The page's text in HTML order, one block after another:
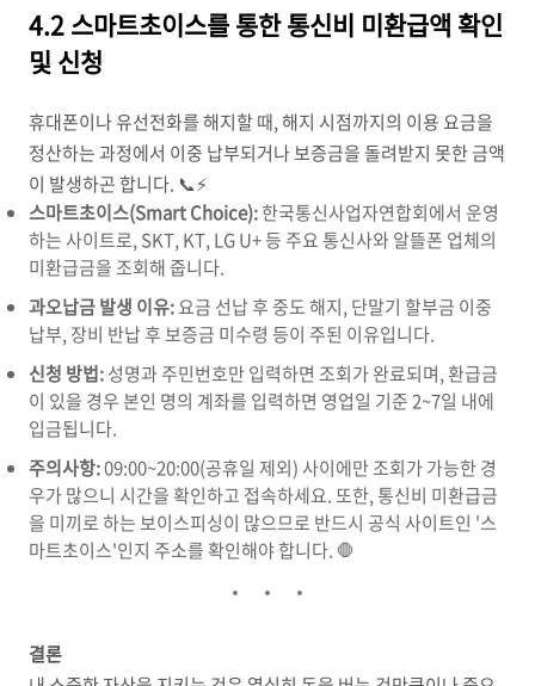
4.2 스마트초이스를 통한 통신비 미환급액 확인
및 신청
휴대폰이나 유선전화를 해지할 때, 해지 시점까지의 이용 요금을
정산하는 과정에서 이중 납부되거나 보증금을 돌려받지 못한 금액
이 발생하곤 합니다. 📞⚡
스마트초이스(Smart Choice):한국통신사업자연합회에서 운영
하는 사이트로, SKT, KT, LG U+ 등 주요 통신사와 알뜰폰 업체의
미환급금을 조회해 줍니다.
과오납금 발생 이유:요금 선납 후 중도 해지, 단말기 할부금 이중
납부, 장비 반납 후 보증금 미수령 등이 주된 이유입니다.
신청 방법:성명과 주민번호만 입력하면 조회가 완료되며, 환급금
이 있을 경우 본인 명의 계좌를 입력하면 영업일 기준 2~7일 내에
입금됩니다.
주의사항:09:00~20:00(공휴일 제외) 사이에만 조회가 가능한 경
우가 많으니 시간을 확인하고 접속하세요. 또한, 통신비 미환급금
을 미끼로 하는 보이스피싱이 많으므로 반드시 공식 사이트인 '스
마트초이스'인지 주소를 확인해야 합니다. 🛑
결론